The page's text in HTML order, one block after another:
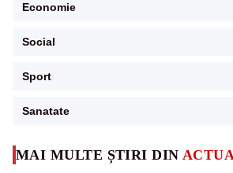
MAI MULTE ȘTIRI DIN
Economie
Social
Sport
Sanatate